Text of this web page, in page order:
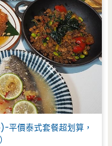
價泰式套餐超划算，